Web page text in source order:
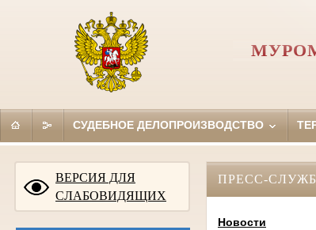
СУДЕБНОЕ ДЕЛОПРОИЗВОДСТВО
ВЕРСИЯ ДЛЯ
СЛАБОВИДЯЩИХ
ПРЕСС-
Новости